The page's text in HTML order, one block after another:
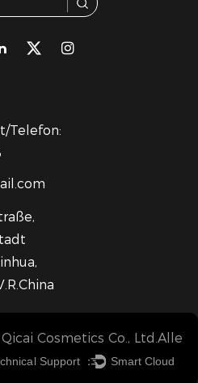
Telefon:
Cosmetics Co., Ltd.Alle
Support ： Smart Cloud